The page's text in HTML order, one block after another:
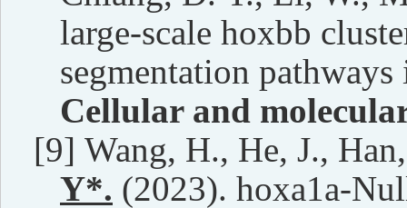
large-scale hoxbb
segmentation
Cellular and
[9] Wang, H., He, J.,
Y*. (2023). hoxa1a-